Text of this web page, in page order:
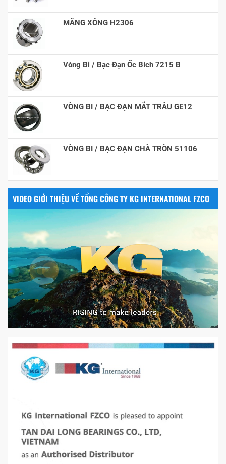
MĂNG XÔNG H2306
Vòng Bi / Bạc Đạn Ốc Bích 7215 B
VÒNG BI / BẠC ĐẠN MẮT TRÂU GE12
VÒNG BI / BẠC ĐẠN CHÀ TRÒN 51106
VIDEO GIỚI THIỆU VỀ TỔNG CÔNG TY KG INTERNATIONAL FZCO